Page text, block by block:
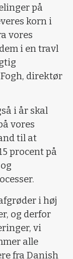
på
korn i
vores
i en travl
direktør
i år skal
vores
til at
procent på
i høj
og derfor
vi
alle
fra Danish